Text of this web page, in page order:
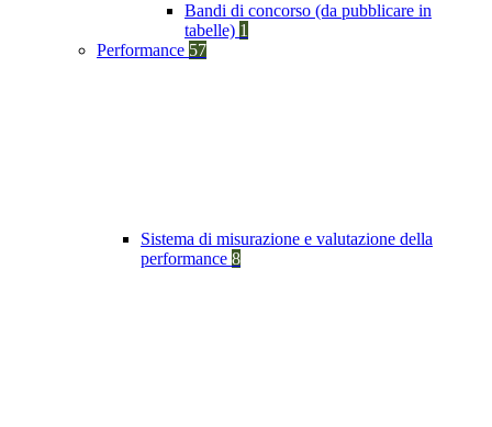
Bandi di concorso (da pubblicare in
tabelle) 1
Performance 57
Sistema di misurazione e valutazione della
performance 8